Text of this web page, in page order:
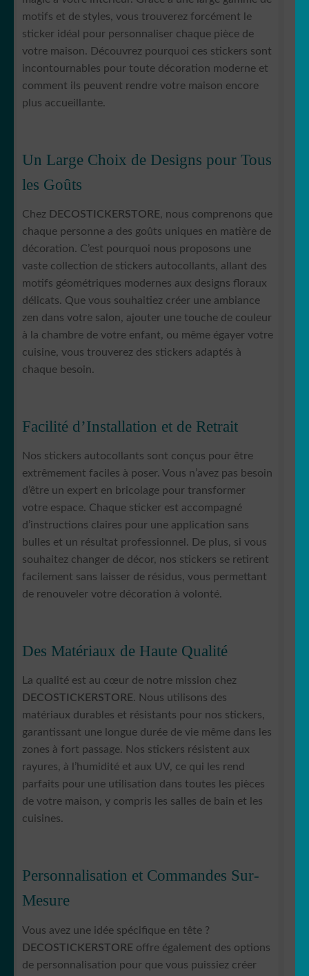
motifs et de styles, vous trouverez forcément le
sticker idéal pour personnaliser chaque pièce de
votre maison. Découvrez pourquoi ces stickers sont
incontournables pour toute décoration moderne et
comment ils peuvent rendre votre maison encore
plus accueillante.
Un Large Choix de Designs pour Tous
les Goûts
Chez DECOSTICKERSTORE, nous comprenons que
chaque personne a des goûts uniques en matière de
décoration. C’est pourquoi nous proposons une
vaste collection de stickers autocollants, allant des
motifs géométriques modernes aux designs floraux
délicats. Que vous souhaitiez créer une ambiance
zen dans votre salon, ajouter une touche de couleur
à la chambre de votre enfant, ou même égayer votre
cuisine, vous trouverez des stickers adaptés à
chaque besoin.
Facilité d’Installation et de Retrait
Nos stickers autocollants sont conçus pour être
extrêmement faciles à poser. Vous n’avez pas besoin
d’être un expert en bricolage pour transformer
votre espace. Chaque sticker est accompagné
d’instructions claires pour une application sans
bulles et un résultat professionnel. De plus, si vous
souhaitez changer de décor, nos stickers se retirent
facilement sans laisser de résidus, vous permettant
de renouveler votre décoration à volonté.
Des Matériaux de Haute Qualité
La qualité est au cœur de notre mission chez
DECOSTICKERSTORE. Nous utilisons des
matériaux durables et résistants pour nos stickers,
garantissant une longue durée de vie même dans les
zones à fort passage. Nos stickers résistent aux
rayures, à l’humidité et aux UV, ce qui les rend
parfaits pour une utilisation dans toutes les pièces
de votre maison, y compris les salles de bain et les
cuisines.
Personnalisation et Commandes Sur-
Mesure
Vous avez une idée spécifique en tête ?
DECOSTICKERSTORE offre également des options
de personnalisation pour que vous puissiez créer